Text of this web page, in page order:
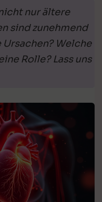
nur ältere
sind zunehmend
Welche
Rolle? Lass uns